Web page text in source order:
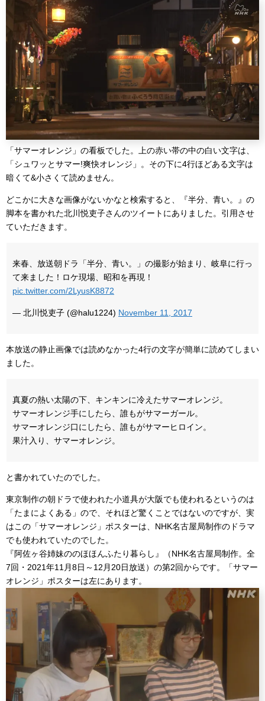
「サマーオレンジ」の看板でした。上の赤い帯の中の白い文字は、
「シュワッとサマー!爽快オレンジ」。その下に4行ほどある文字は
暗くて&小さくて読めません。
どこかに大きな画像がないかなと検索すると、『半分、青い。』の
脚本を書かれた北川悦吏子さんのツイートにありました。引用させ
ていただきます。
来春、放送朝ドラ「半分、青い。」の撮影が始まり、岐阜に行っ
て来ました！ロケ現場、昭和を再現！
pic.twitter.com/2LyusK8872
— 北川悦吏子 (@halu1224) November 11, 2017
本放送の静止画像では読めなかった4行の文字が簡単に読めてしまい
ました。
真夏の熱い太陽の下、キンキンに冷えたサマーオレンジ。
サマーオレンジ手にしたら、誰もがサマーガール。
サマーオレンジ口にしたら、誰もがサマーヒロイン。
果汁入り、サマーオレンジ。
と書かれていたのでした。
東京制作の朝ドラで使われた小道具が大阪でも使われるというのは
「たまによくある」ので、それほど驚くことではないのですが、実
はこの「サマーオレンジ」ポスターは、NHK名古屋局制作のドラマ
でも使われていたのでした。
『阿佐ヶ谷姉妹ののほほんふたり暮らし』（NHK名古屋局制作。全
7回・2021年11月8日～12月20日放送）の第2回からです。「サマー
オレンジ」ポスターは左にあります。